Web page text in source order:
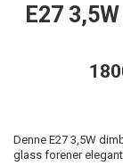
E27
Denne E27 3,5W
glass forener